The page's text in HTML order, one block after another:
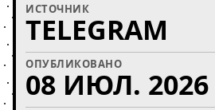
ИСТОЧНИК
TELEGRAM
ОПУБЛИКОВАНО
08 ИЮЛ. 2026